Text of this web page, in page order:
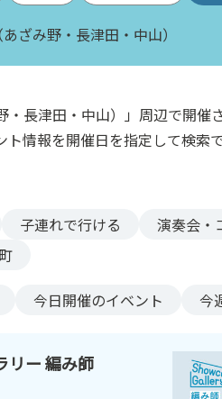
ざみ野・長津田・中山）
・長津田・中山）」周辺で開
情報を開催日を指定して検索で
子連れで行ける 演奏会・
今日開催のイベント 今
リー 編み師